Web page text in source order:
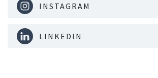
INSTAGRAM
LINKEDIN